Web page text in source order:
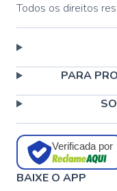
Todos os direitos
PARA
Verificada por
BAIXE O APP